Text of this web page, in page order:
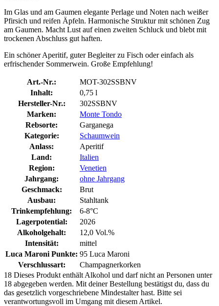
Im Glas und am Gaumen elegante Perlage und Noten nach weißer
Pfirsich und reifen Äpfeln. Harmonische Struktur mit schönen Zug
am Gaumen. Macht Lust auf einen zweiten Schluck und blebt mit
trockenen Abschluss gut haften.
Ein schöner Aperitif, guter Begleiter zu Fisch oder einfach als
erfrischender Sommerwein. Große Empfehlung!
Art.-Nr.:
MOT-302SSBNV
Inhalt:
0,75 l
Hersteller-Nr.:
302SSBNV
Marken:
Monte Tondo
Rebsorte:
Garganega
Kategorie:
Schaumwein
Anlass:
Aperitif
Land:
Italien
Region:
Venetien
Jahrgang:
ohne Jahrgang
Geschmack:
Brut
Ausbau:
Stahltank
Trinkempfehlung:
6-8°C
Lagerpotential:
2026
Alkoholgehalt:
12,0 Vol.%
Intensität:
mittel
Luca Maroni Punkte: 95 Luca Maroni
Verschlussart:
Champagnerkorken
18 Dieses Produkt enthält Alkohol und darf nicht an Personen unter
18 abgegeben werden. Mit deiner Bestellung bestätigst du, dass du
das gesetzlich vorgeschriebene Mindestalter hast. Bitte sei
verantwortungsvoll im Umgang mit diesem Artikel.